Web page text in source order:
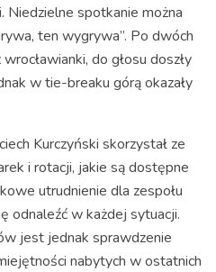
Niedzielne spotkanie można
ten wygrywa”. Po dwóch
do głosu doszły
w tie-breaku górą okazały
Kurczyński skorzystał ze
i rotacji, jakie są dostępne
utrudnienie dla zespołu
odnaleźć w każdej sytuacji.
jest jednak sprawdzenie
nabytych w ostatnich